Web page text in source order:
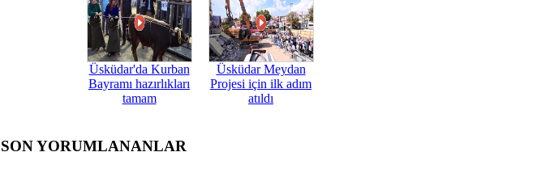
Üsküdar'da Kurban
Bayramı hazırlıkları
tamam
Üsküdar Meydan
Projesi için ilk adım
atıldı
SON YORUMLANANLAR